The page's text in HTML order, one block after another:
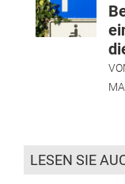
LESEN SIE